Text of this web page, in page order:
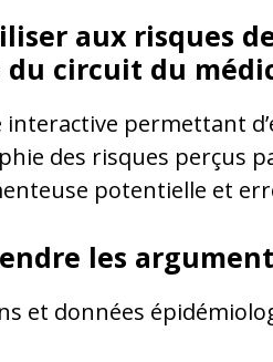
aux risques
du circuit du
permettant
des risques perçus
potentielle et
les
et données